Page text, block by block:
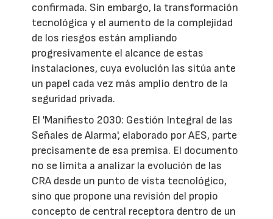
confirmada. Sin embargo, la transformación
tecnológica y el aumento de la complejidad
de los riesgos están ampliando
progresivamente el alcance de estas
instalaciones, cuya evolución las sitúa ante
un papel cada vez más amplio dentro de la
seguridad privada.
El 'Manifiesto 2030: Gestión Integral de las
Señales de Alarma', elaborado por AES, parte
precisamente de esa premisa. El documento
no se limita a analizar la evolución de las
CRA desde un punto de vista tecnológico,
sino que propone una revisión del propio
concepto de central receptora dentro de un